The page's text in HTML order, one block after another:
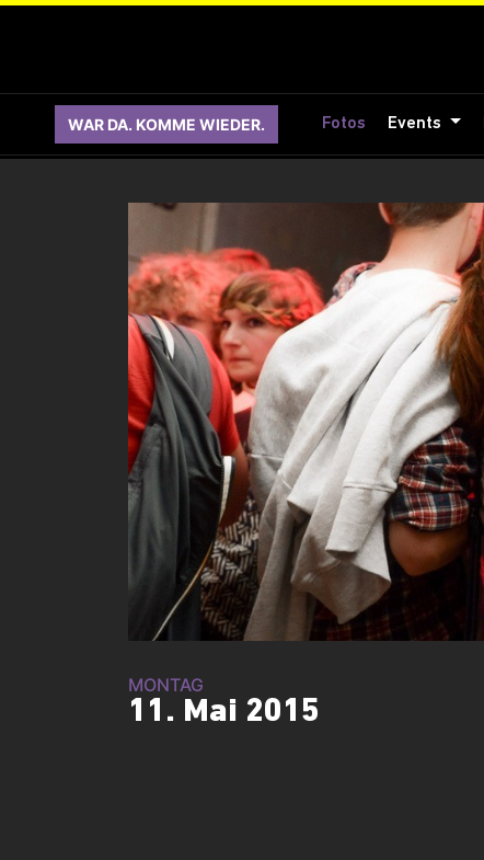
WAR DA. KOMME WIEDER. Fotos Events
MONTAG
11. Mai 2015